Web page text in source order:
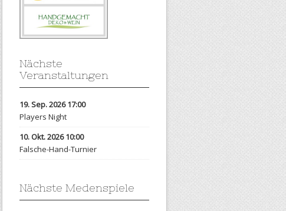
Nächste
Veranstaltungen
19. Sep. 2026 17:00
Players Night
10. Okt. 2026 10:00
Falsche-Hand-Turnier
Nächste Medenspiele